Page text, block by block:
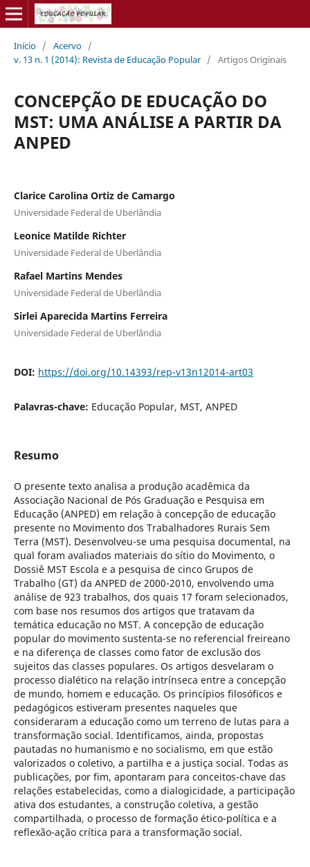
Início / Acervo /
v. 13 n. 1 (2014): Revista de Educação Popular / Artigos Originais
CONCEPÇÃO DE EDUCAÇÃO DO
MST: UMA ANÁLISE A PARTIR DA
ANPED
Clarice Carolina Ortiz de Camargo
Universidade Federal de Uberlândia
Leonice Matilde Richter
Universidade Federal de Uberlândia
Rafael Martins Mendes
Universidade Federal de Uberlândia
Sirlei Aparecida Martins Ferreira
Universidade Federal de Uberlândia
DOI: https://doi.org/10.14393/rep-v13n12014-art03
Palavras-chave: Educação Popular, MST, ANPED
Resumo
O presente texto analisa a produção acadêmica da
Associação Nacional de Pós Graduação e Pesquisa em
Educação (ANPED) em relação à concepção de educação
presente no Movimento dos Trabalhadores Rurais Sem
Terra (MST). Desenvolveu-se uma pesquisa documental, na
qual foram avaliados materiais do sítio do Movimento, o
Dossiê MST Escola e a pesquisa de cinco Grupos de
Trabalho (GT) da ANPED de 2000-2010, envolvendo uma
análise de 923 trabalhos, dos quais 17 foram selecionados,
com base nos resumos dos artigos que tratavam da
temática educação no MST. A concepção de educação
popular do movimento sustenta-se no referencial freireano
e na diferença de classes como fator de exclusão dos
sujeitos das classes populares. Os artigos desvelaram o
processo dialético na relação intrínseca entre a concepção
de mundo, homem e educação. Os princípios filosóficos e
pedagógicos estiveram presentes naqueles que
consideraram a educação como um terreno de lutas para a
transformação social. Identificamos, ainda, propostas
pautadas no humanismo e no socialismo, em que estão
valorizados o coletivo, a partilha e a justiça social. Todas as
publicações, por fim, apontaram para conceitos-chave das
relações estabelecidas, como a dialogicidade, a participação
ativa dos estudantes, a construção coletiva, a gestão
compartilhada, o processo de formação ético-política e a
reflexão-ação crítica para a transformação social.